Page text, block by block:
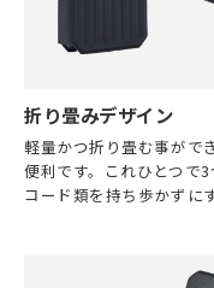
折り畳みデザイン
軽量かつ折り畳む事がで
便利です。これひとつで
コード類を持ち歩かずに